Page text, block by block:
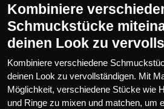
Kombiniere
Schmuckstücke
deinen Look zu
Kombiniere verschiedene
deinen Look zu vervollständigen. Mit
Möglichkeit, verschiedene Stücke wie
und Ringe zu mixen und matchen, um